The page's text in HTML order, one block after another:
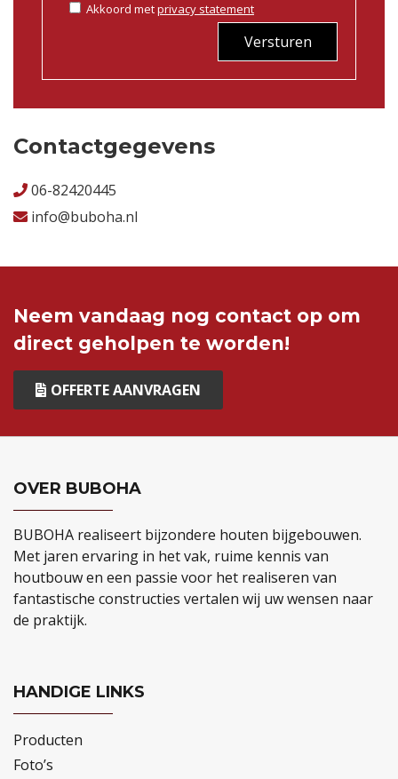
Akkoord metprivacy statement
Versturen
Contactgegevens
06-82420445
info@buboha.nl
Neem vandaag nog contact op om
direct geholpen te worden!
OFFERTE AANVRAGEN
OVER BUBOHA
BUBOHA realiseert bijzondere houten bijgebouwen.
Met jaren ervaring in het vak, ruime kennis van
houtbouw en een passie voor het realiseren van
fantastische constructies vertalen wij uw wensen naar
de praktijk.
HANDIGE LINKS
Producten
Foto’s